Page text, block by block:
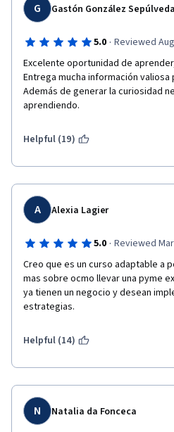
G Gastón González Sepúlveda
5.0 · Reviewed
Excelente oportunidad de
Entrega mucha información
Además de generar la curiosidad
aprendiendo.
Helpful (19)
A Alexia Lagier
5.0 · Reviewed
Creo que es un curso adaptable a
mas sobre ocmo llevar una pyme
ya tienen un negocio y desean
estrategias.
Helpful (14)
N Natalia da Fonceca